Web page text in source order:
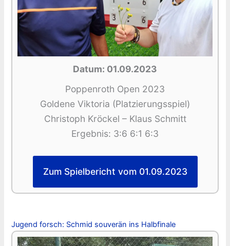
Datum: 01.09.2023
Poppenroth Open 2023
Goldene Viktoria (Platzierungsspiel)
Christoph Kröckel – Klaus Schmitt
Ergebnis: 3:6 6:1 6:3
Zum Spielbericht vom 01.09.2023
Jugend forsch: Schmid souverän ins Halbfinale